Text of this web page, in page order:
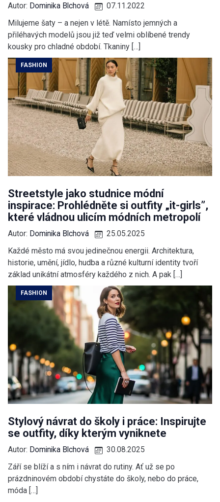
Autor: Dominika Blchová
07.11.2022
Milujeme šaty – a nejen v létě. Namísto jemných a
přiléhavých modelů jsou již teď velmi oblíbené trendy
kousky pro chladné období. Tkaniny […]
FASHION
Streetstyle jako studnice módní
inspirace: Prohlédněte si outfity „it-girls”,
které vládnou ulicím módních metropolí
Autor: Dominika Blchová
25.05.2025
Každé město má svou jedinečnou energii. Architektura,
historie, umění, jídlo, hudba a různé kulturní identity tvoří
základ unikátní atmosféry každého z nich. A pak […]
FASHION
Stylový návrat do školy i práce: Inspirujte
se outfity, díky kterým vyniknete
Autor: Dominika Blchová
30.08.2025
Září se blíží a s ním i návrat do rutiny. Ať už se po
prázdninovém období chystáte do školy, nebo do práce,
móda […]